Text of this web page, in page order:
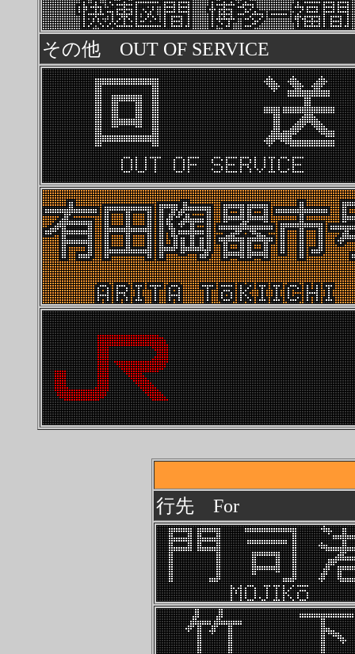
その他 OUT OF SERVICE
行先 For